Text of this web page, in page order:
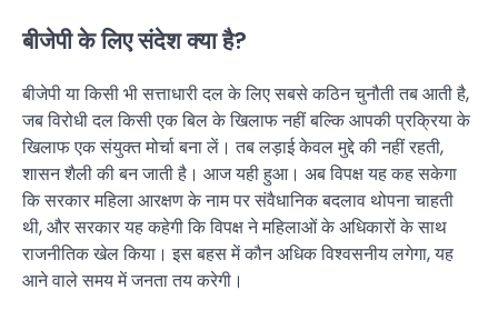
बीजेपी के लिए संदेश क्या है?
बीजेपी या किसी भी सत्ताधारी दल के लिए सबसे कठिन चुनौती तब आती है,
जब विरोधी दल किसी एक बिल के खिलाफ नहीं बल्कि आपकी प्रक्रिया के
खिलाफ एक संयुक्त मोर्चा बना लें। तब लड़ाई केवल मुद्दे की नहीं रहती,
शासन शैली की बन जाती है। आज यही हुआ। अब विपक्ष यह कह सकेगा
कि सरकार महिला आरक्षण के नाम पर संवैधानिक बदलाव थोपना चाहती
थी, और सरकार यह कहेगी कि विपक्ष ने महिलाओं के अधिकारों के साथ
राजनीतिक खेल किया। इस बहस में कौन अधिक विश्वसनीय लगेगा, यह
आने वाले समय में जनता तय करेगी।